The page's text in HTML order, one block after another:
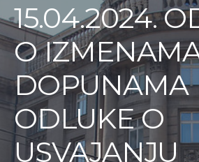
15.04.2024.
O
DOPUNAMA
ODLUKE O
USVAJANJU